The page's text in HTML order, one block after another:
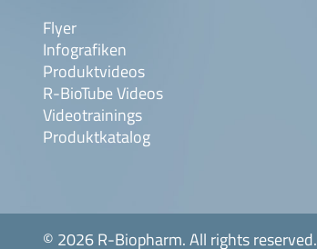
Flyer
Infografiken
Produktvideos
R-BioTube Videos
Videotrainings
Produktkatalog
© 2026 R-Biopharm. All rights reserved.